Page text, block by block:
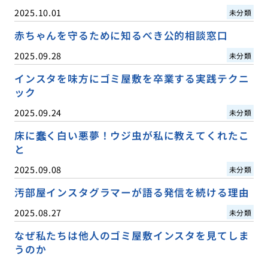
2025.10.01 未分類
赤ちゃんを守るために知るべき公的相談窓口
2025.09.28 未分類
インスタを味方にゴミ屋敷を卒業する実践テクニ
ック
2025.09.24 未分類
床に蠢く白い悪夢！ウジ虫が私に教えてくれたこ
と
2025.09.08 未分類
汚部屋インスタグラマーが語る発信を続ける理由
2025.08.27 未分類
なぜ私たちは他人のゴミ屋敷インスタを見てしま
うのか